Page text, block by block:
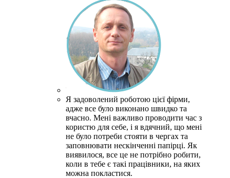
Я задоволений роботою цієї фірми,
адже все було виконано швидко та
вчасно. Мені важливо проводити час з
користю для себе, і я вдячний, що мені
не було потреби стояти в чергах та
заповнювати нескінченні папірці. Як
виявилося, все це не потрібно робити,
коли в тебе є такі працівники, на яких
можна покластися.